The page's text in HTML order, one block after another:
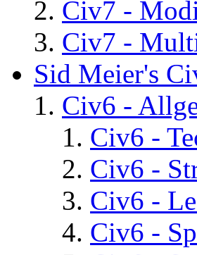
Civ7 -
Civ7 -
Sid Meier's
Civ6 -
Civ6 -
Civ6 -
Civ6 -
Civ6 -